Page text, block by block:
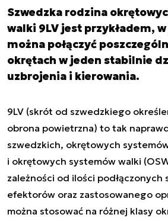
Szwedzka rodzina
walki 9LV jest przykładem,
można połączyć
okrętach w jeden stabilnie
uzbrojenia i kierowania.
9LV (skrót od szwedzkiego
obrona powietrzna) to tak
szwedzkich, okrętowych
i okrętowych systemów walki
zależności od ilości podłączonych
efektorów oraz zastosowanego
można stosować na różnej klasy